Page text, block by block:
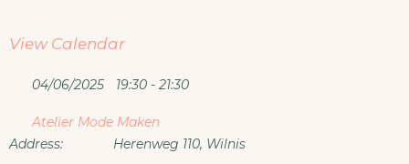
View Calendar
04/06/2025 19:30 - 21:30
Atelier Mode Maken
Address:
Herenweg 110, Wilnis